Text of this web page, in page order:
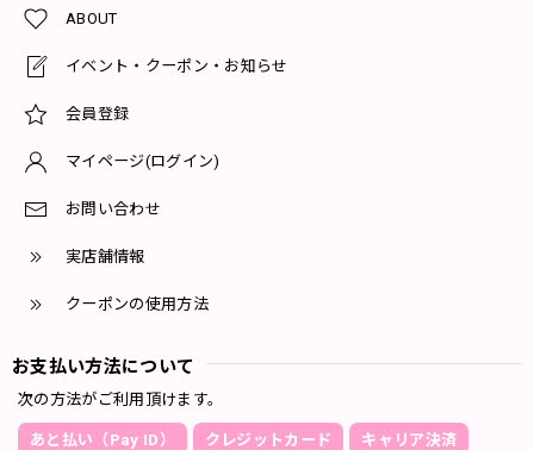
ABOUT
イベント・クーポン・お知らせ
会員登録
マイページ(ログイン)
お問い合わせ
実店舗情報
クーポンの使用方法
お支払い方法について
次の方法がご利用頂けます。
あと払い（Pay ID） クレジットカード キャリア決済